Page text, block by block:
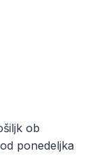
ob
ponedeljka